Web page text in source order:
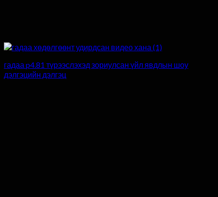
гадаа p4.81 түрээслэхэд зориулсан үйл явдлын шоу
дэлгэцийн дэлгэц